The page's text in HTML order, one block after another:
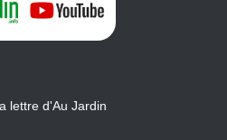
lettre d'Au Jardin